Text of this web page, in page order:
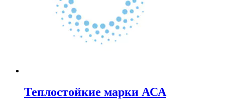
Теплостойкие марки АСА